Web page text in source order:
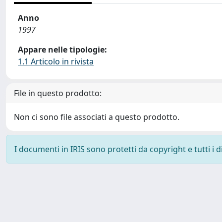
Anno
1997
Appare nelle tipologie:
1.1 Articolo in rivista
File in questo prodotto:
Non ci sono file associati a questo prodotto.
I documenti in IRIS sono protetti da copyright e tutti i